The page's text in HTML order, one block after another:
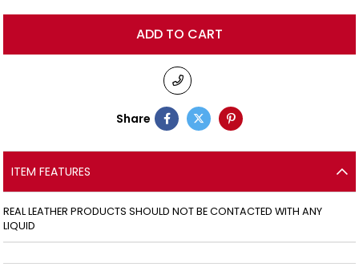
Share
ITEM FEATURES
REAL LEATHER PRODUCTS SHOULD NOT BE CONTACTED WITH ANY
LIQUID